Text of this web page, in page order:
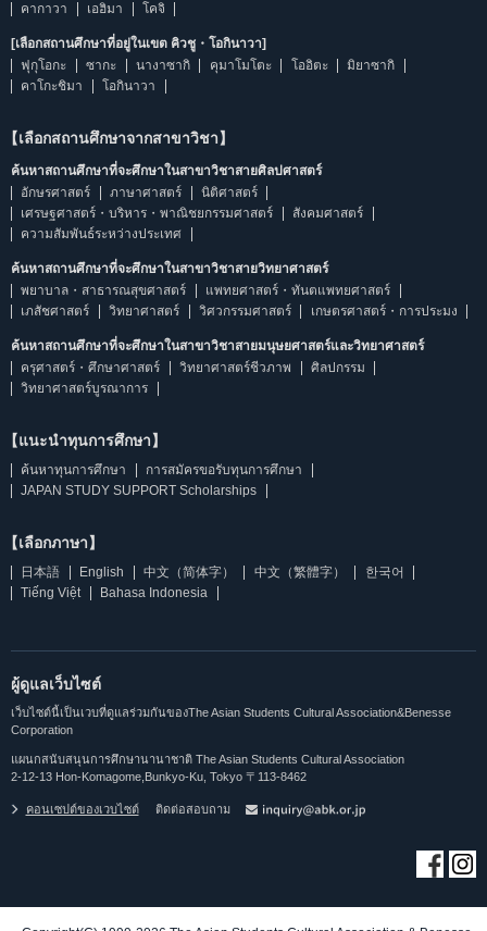
คากาวา
เอฮิมา โคจิ
[เลือกสถานศึกษาที่อยู่ในเขต คิวชู・โอกินาวา]
ฟุกุโอกะ
ซากะ นางาซากิ คุมาโมโตะ โออิตะ
มิยาซากิ
คาโกะชิมา
โอกินาวา
【เลือกสถานศึกษาจากสาขาวิชา】
ค้นหาสถานศึกษาที่จะศึกษาในสาขาวิชาสายศิลปศาสตร์
อักษรศาสตร์
ภาษาศาสตร์
นิติศาสตร์
เศรษฐศาสตร์・บริหาร・พาณิชยกรรมศาสตร์
สังคมศาสตร์
ความสัมพันธ์ระหว่างประเทศ
ค้นหาสถานศึกษาที่จะศึกษาในสาขาวิชาสายวิทยาศาสตร์
พยาบาล・สาธารณสุขศาสตร์
แพทยศาสตร์・ทันตแพทยศาสตร์
เภสัชศาสตร์
วิทยาศาสตร์ วิศวกรรมศาสตร์ เกษตรศาสตร์・การประมง
ค้นหาสถานศึกษาที่จะศึกษาในสาขาวิชาสายมนุษยศาสตร์และวิทยาศาสตร์
ครุศาสตร์・ศึกษาศาสตร์
วิทยาศาสตร์ชีวภาพ
ศิลปกรรม
วิทยาศาสตร์บูรณาการ
【แนะนำทุนการศึกษา】
ค้นหาทุนการศึกษา
การสมัครขอรับทุนการศึกษา
JAPAN STUDY SUPPORT Scholarships
【เลือกภาษา】
日本語 English 中文（简体字） 中文（繁體字）
한국어
Tiếng Việt
Bahasa Indonesia
ผู้ดูแลเว็บไซต์
เว็บไซต์นี้เป็นเวบที่ดูแลร่วมกันของThe Asian Students Cultural Association&Benesse
Corporation
แผนกสนับสนุนการศึกษานานาชาติ The Asian Students Cultural Association
2-12-13 Hon-Komagome,Bunkyo-Ku, Tokyo 〒113-8462
คอนเซปต์ของเวบไซต์ ติดต่อสอบถาม